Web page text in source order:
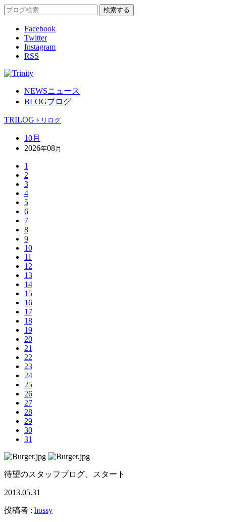
Facebook
Twitter
Instagram
RSS
NEWSニュース
BLOGブログ
TRILOG トリログ
10月
2026年08月
1
2
3
4
5
6
7
8
9
10
11
12
13
14
15
16
17
18
19
20
21
22
23
24
25
26
27
28
29
30
31
待望のスタッフブログ、スタート
2013.05.31
投稿者 : hossy